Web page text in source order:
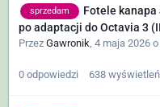
sprzedam
Fotele kanapa
po adaptacji do Octavia 3
Przez Gawronik 4 maja 2026
0 odpowiedzi 638 wyświetleń